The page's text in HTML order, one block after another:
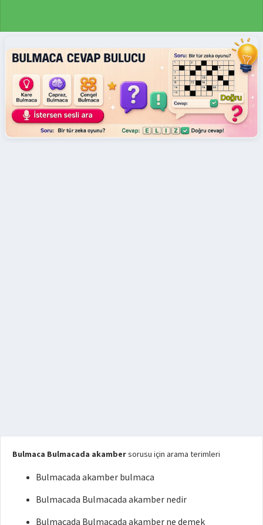
Bulmaca Bulmacada akambersorusu için arama terimleri
Bulmacada akamber bulmaca
Bulmacada Bulmacada akamber nedir
Bulmacada Bulmacada akamber ne demek